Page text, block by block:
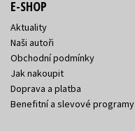
E-SHOP
Aktuality
Naši autoři
Obchodní podmínky
Jak nakoupit
Doprava a platba
Benefitní a slevové programy